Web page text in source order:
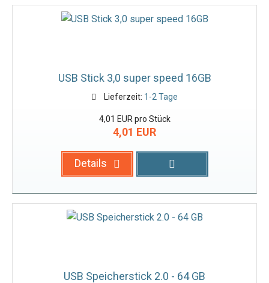
USB Stick 3,0 super speed 16GB
Lieferzeit: 1-2 Tage
4,01 EUR pro Stück
4,01 EUR
Details
USB Speicherstick 2.0 - 64 GB